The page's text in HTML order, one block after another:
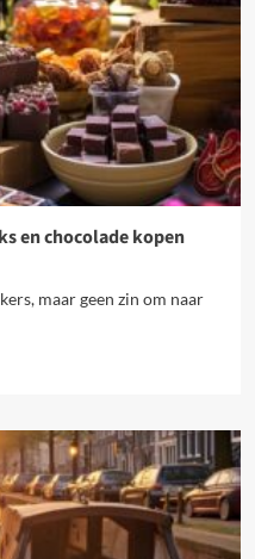
en chocolade kopen
maar geen zin om naar